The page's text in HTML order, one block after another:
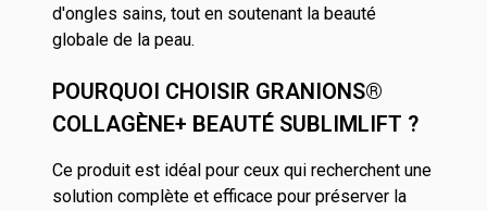
d'ongles sains, tout en soutenant la beauté
globale de la peau.
POURQUOI CHOISIR GRANIONS®
COLLAGÈNE+ BEAUTÉ SUBLIMLIFT ?
Ce produit est idéal pour ceux qui recherchent une
solution complète et efficace pour préserver la